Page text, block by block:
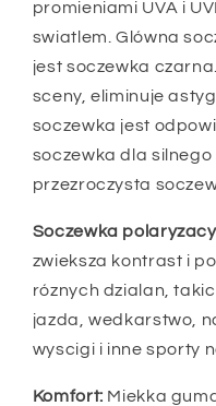
promieniami UVA i
swiatlem. Glówna
jest soczewka
sceny, eliminuje
soczewka jest
soczewka dla
przezroczysta
Soczewka
zwieksza kontrast i
róznych dzialan,
jazda, wedkarstwo,
wyscigi i inne sporty
Komfort: Miekka